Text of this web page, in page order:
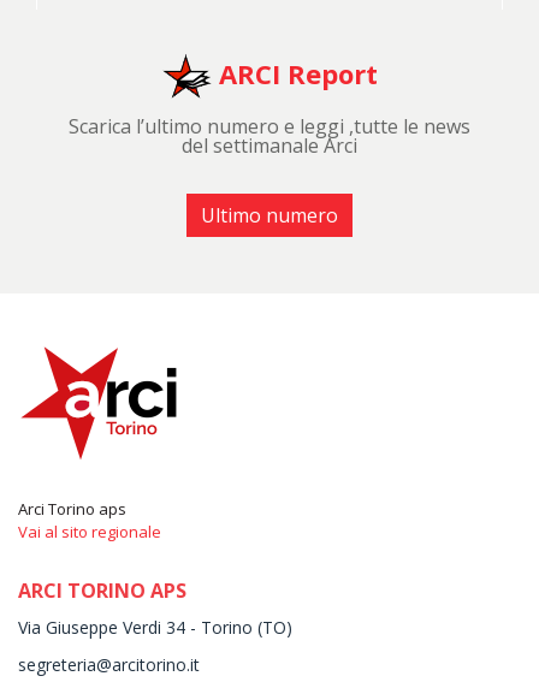
ARCI Report
Scarica l’ultimo numero e leggi ,tutte le news
del settimanale Arci
Ultimo numero
Arci Torino aps
Vai al sito regionale
ARCI TORINO APS
Via Giuseppe Verdi 34 - Torino (TO)
segreteria@arcitorino.it